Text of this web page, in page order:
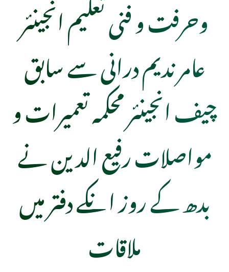
وحرفت و فنی تعلیم انجینئر
عامر ندیم درانی سے سابق
چیف انجینئر محکمہ تعمیرات و
مواصلات رفیع الدین نے
بدھ کے روز انکے دفتر میں
ملاقات